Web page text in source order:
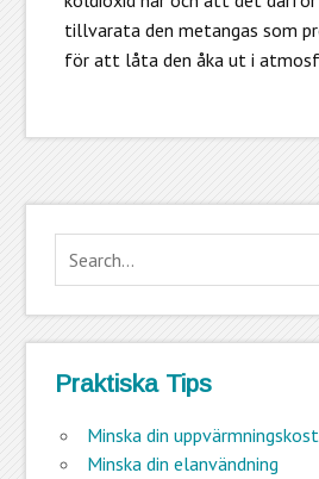
tillvarata den metangas som
för att låta den åka ut i
Praktiska Tips
Minska din
Minska din elanvändning